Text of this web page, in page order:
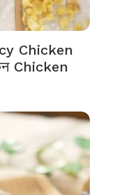
Chicken
Chicken